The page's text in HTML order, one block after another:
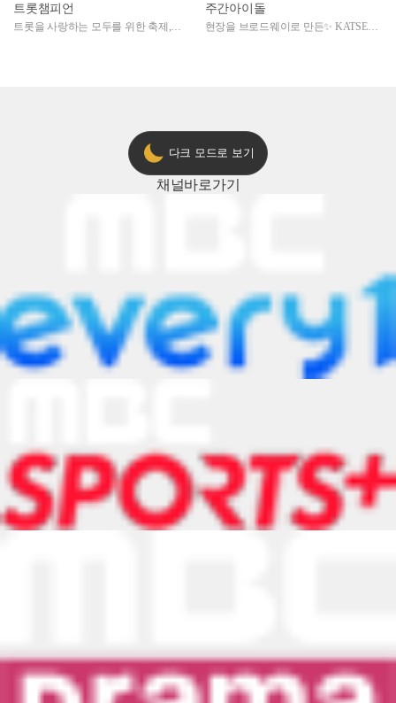
트롯챔피언
트롯을 사랑하는 모두를 위한 축제,
주간아이돌
현장을 브로드웨이로 만든✨ KATSEYE
다크 모드로 보기
채널바로가기